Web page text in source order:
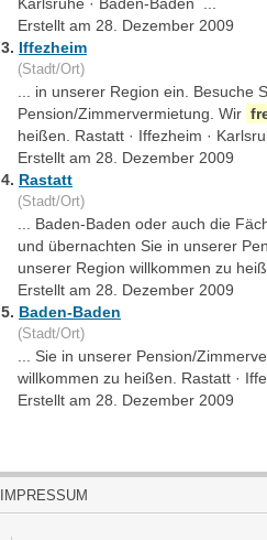
Erstellt am 28. Dezember 2009
3. Iffezheim
(Stadt/Ort)
... in unserer Region ein. Besuche
Pension/Zimmervermietung. Wir
heißen. Rastatt · Iffezheim ·
Erstellt am 28. Dezember 2009
4. Rastatt
(Stadt/Ort)
... Baden-Baden oder auch die
und übernachten Sie in unserer
unserer Region willkommen zu
Erstellt am 28. Dezember 2009
5. Baden-Baden
(Stadt/Ort)
... Sie in unserer Pension/
willkommen zu heißen. Rastatt ·
Erstellt am 28. Dezember 2009
IMPRESSUM